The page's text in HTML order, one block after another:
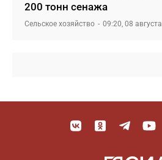
200 тонн сенажа
Сельское хозяйство 09:20, 08 августа